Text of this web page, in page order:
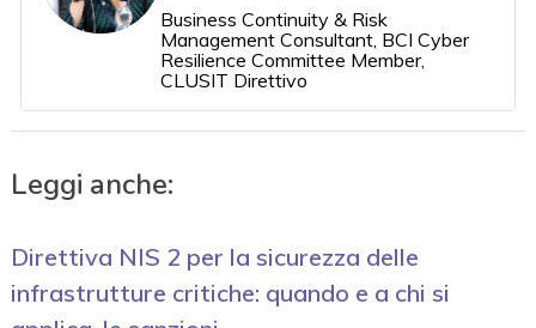
Business Continuity & Risk
Management Consultant, BCI Cyber
Resilience Committee Member,
CLUSIT Direttivo
Leggi anche:
Direttiva NIS 2 per la sicurezza delle
infrastrutture critiche: quando e a chi si